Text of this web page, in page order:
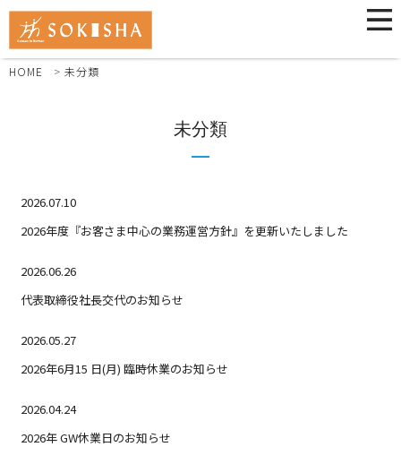
HOME 未分類
未分類
2026.07.10
2026年度『お客さま中心の業務運営方針』を更新いたしました
2026.06.26
代表取締役社長交代のお知らせ
2026.05.27
2026年6月15 日(月) 臨時休業のお知らせ
2026.04.24
2026年 GW休業日のお知らせ